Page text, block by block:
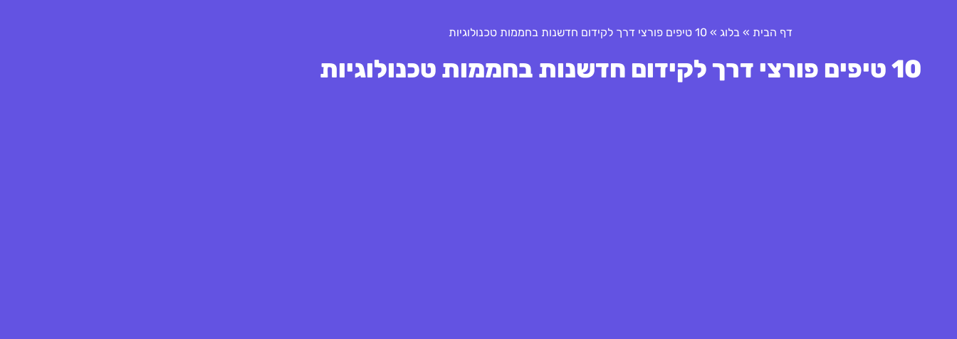
דף הבית » בלוג »10 טיפים פורצי דרך לקידום חדשנות בחממות טכנולוגיות
10 טיפים פורצי דרך לקידום חדשנות בחממות טכנולוגיות